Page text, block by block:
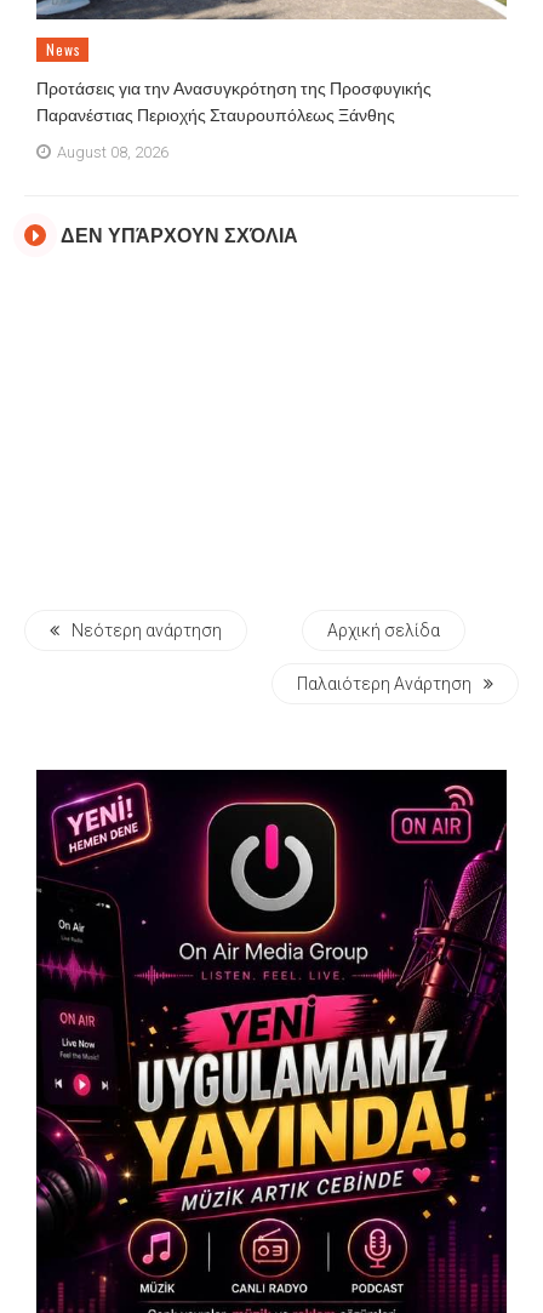
News
Προτάσεις για την Ανασυγκρότηση της Προσφυγικής
Παρανέστιας Περιοχής Σταυρουπόλεως Ξάνθης
August 08, 2026
ΔΕΝ ΥΠΆΡΧΟΥΝ ΣΧΌΛΙΑ
Νεότερη ανάρτηση Αρχική σελίδα
Παλαιότερη Ανάρτηση